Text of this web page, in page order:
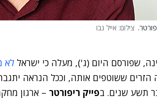
צילום: אייל נבו
שפורסם היום (ג'), מעלה כי ישראל לא
ששוטפים אותה, וככל הנראה
תשע שנים. בפייק ריפורטר – ארגון